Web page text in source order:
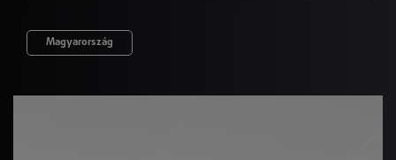
Magyarország